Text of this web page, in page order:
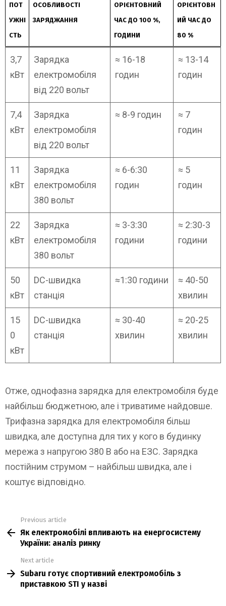
ПОТ
УЖНІ
СТЬ
ОСОБЛИВОСТІ
ЗАРЯДЖАННЯ
ОРІЄНТОВНИЙ
ЧАС ДО 100 %,
ГОДИНИ
ОРІЄНТОВН
ИЙ ЧАС ДО
80 %
3,7
кВт
Зарядка
електромобіля
від 220 вольт
≈ 16-18
годин
≈ 13-14
годин
7,4
кВт
Зарядка
електромобіля
від 220 вольт
≈ 8-9 годин
≈ 7
годин
11
кВт
Зарядка
електромобіля
380 вольт
≈ 6-6:30
годин
≈ 5
годин
22
кВт
Зарядка
електромобіля
380 вольт
≈ 3-3:30
години
≈ 2:30-3
години
50
кВт
DC-швидка
станція
≈1:30 години
≈ 40-50
хвилин
15
0
кВт
DC-швидка
станція
≈ 30-40
хвилин
≈ 20-25
хвилин
Отже, однофазна зарядка для електромобіля буде
найбільш бюджетною, але і триватиме найдовше.
Трифазна зарядка для електромобіля більш
швидка, але доступна для тих у кого в будинку
мережа з напругою 380 В або на ЕЗС. Зарядка
постійним струмом – найбільш швидка, але і
коштує відповідно.
more
Previous article
Як електромобілі впливають на енергосистему
України: аналіз ринку
Next article
Subaru готує спортивний електромобіль з
приставкою STI у назві